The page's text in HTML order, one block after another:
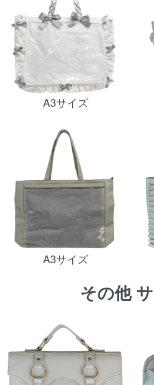
A3サイズ
A3サイズ
その他